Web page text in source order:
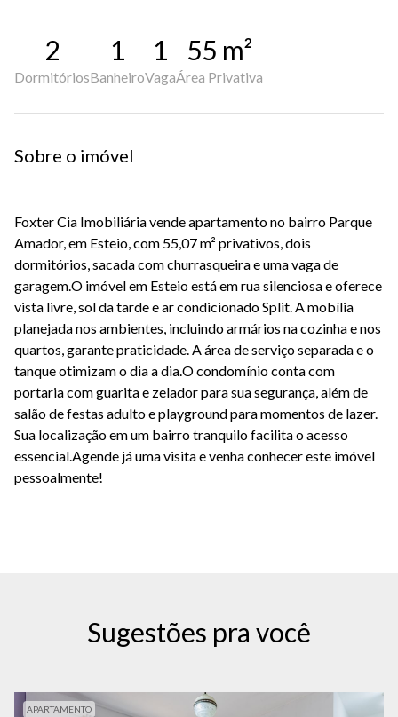
2
Dormitórios
1
Banheiro
1
Vaga
55 m²
Área Privativa
Sobre o imóvel
Foxter Cia Imobiliária vende apartamento no bairro Parque
Amador, em Esteio, com 55,07 m² privativos, dois
dormitórios, sacada com churrasqueira e uma vaga de
garagem.O imóvel em Esteio está em rua silenciosa e oferece
vista livre, sol da tarde e ar condicionado Split. A mobília
planejada nos ambientes, incluindo armários na cozinha e nos
quartos, garante praticidade. A área de serviço separada e o
tanque otimizam o dia a dia.O condomínio conta com
portaria com guarita e zelador para sua segurança, além de
salão de festas adulto e playground para momentos de lazer.
Sua localização em um bairro tranquilo facilita o acesso
essencial.Agende já uma visita e venha conhecer este imóvel
pessoalmente!
Sugestões pra você
APARTAMENTO